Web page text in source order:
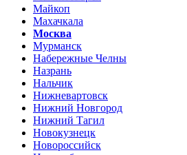
Майкоп
Махачкала
Москва
Мурманск
Набережные Челны
Назрань
Нальчик
Нижневартовск
Нижний Новгород
Нижний Тагил
Новокузнецк
Новороссийск